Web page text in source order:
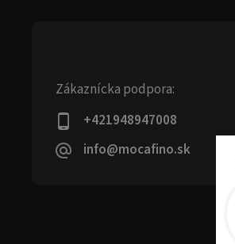
Zákaznícka podpora:
+421948947008
info@mocafino.sk